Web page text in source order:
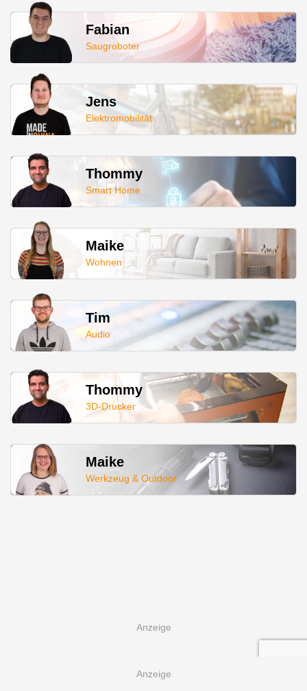
Fabian
Saugroboter
Jens
Elektromobilität
Thommy
Smart Home
Maike
Wohnen
Tim
Audio
Thommy
3D-Drucker
Maike
Werkzeug & Outdoor